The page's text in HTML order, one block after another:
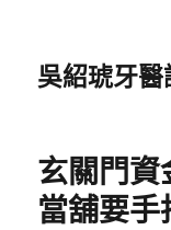
吳紹琥牙醫
玄關門資
當舖要